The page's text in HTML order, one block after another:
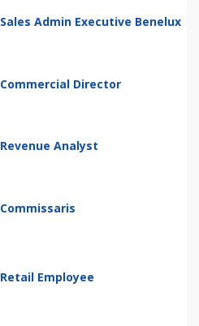
Sales Admin Executive Benelux
Commercial Director
Revenue Analyst
Commissaris
Retail Employee